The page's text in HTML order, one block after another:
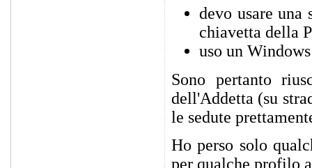
devo usare
chiavetta della
uso un
Sono pertanto
dell'Addetta (su
le sedute
Ho perso solo
per qualche profilo